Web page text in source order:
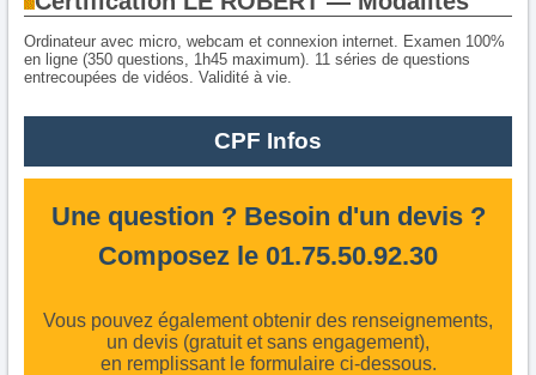
Ordinateur avec micro, webcam et connexion internet. Examen 100%
en ligne (350 questions, 1h45 maximum). 11 séries de questions
entrecoupées de vidéos. Validité à vie.
CPF Infos
Une question ? Besoin d'un devis ?
Composez le 01.75.50.92.30
Vous pouvez également obtenir des renseignements,
un devis (gratuit et sans engagement),
en remplissant le formulaire ci-dessous.